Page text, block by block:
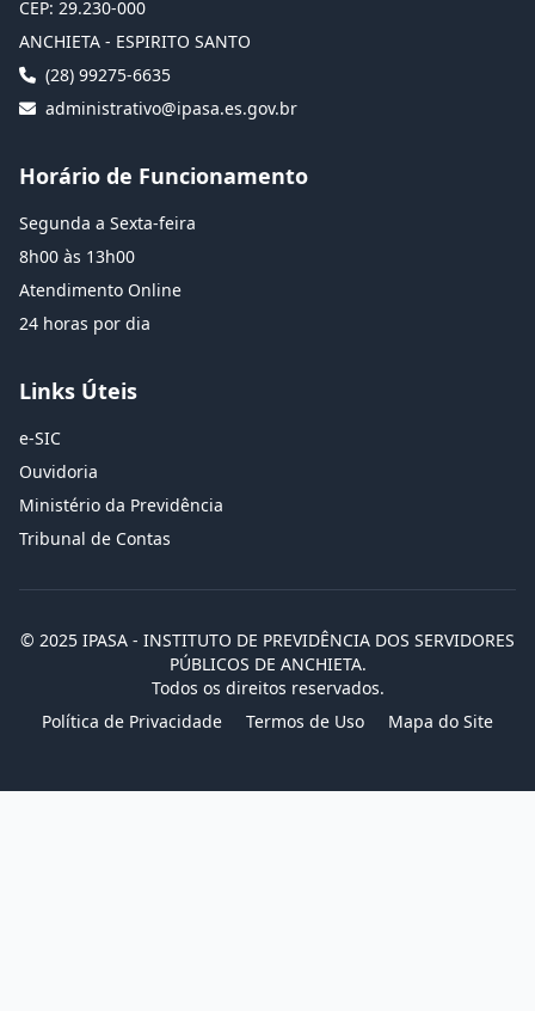
CEP: 29.230-000
ANCHIETA - ESPIRITO SANTO
(28) 99275-6635
administrativo@ipasa.es.gov.br
Horário de Funcionamento
Segunda a Sexta-feira
8h00 às 13h00
Atendimento Online
24 horas por dia
Links Úteis
e-SIC
Ouvidoria
Ministério da Previdência
Tribunal de Contas
© 2025 IPASA - INSTITUTO DE PREVIDÊNCIA DOS SERVIDORES
PÚBLICOS DE ANCHIETA.
Todos os direitos reservados.
Política de Privacidade
Termos de Uso Mapa do Site